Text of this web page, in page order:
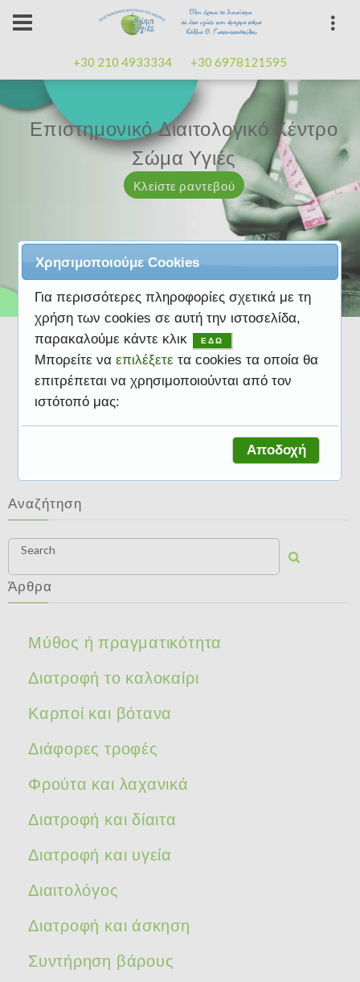
+30 210 4933334 +30 6978121595
Επαγγελματισμός, εμπειρίακαλή
διάθεση
Κλείστε ραντεβού
Επιστημονικό Διαιτολογικό Κέντρο
Σώμα Υγιές
Κλείστε ραντεβού
Μαζί μας μπορείτε
Κλείστε ραντεβού
Επαγγελματισμός, εμπειρίακαλή
διάθεση
Κλείστε ραντεβού
Επιστημονικό Διαιτολογικό Κέντρο
Σώμα Υγιές
Κλείστε ραντεβού
Διατροφή τα Χριστούγεννα
Αναζήτηση
Search
Άρθρα
Μύθος ή πραγματικότητα
Διατροφή το καλοκαίρι
Καρποί και βότανα
Διάφορες τροφές
Φρούτα και λαχανικά
Διατροφή και δίαιτα
Διατροφή και υγεία
Διαιτολόγος
Διατροφή και άσκηση
Συντήρηση βάρους
Χρησιμοποιούμε Cookies
Για περισσότερες πληροφορίες σχετικά με τη
χρήση των cookies σε αυτή την ιστοσελίδα,
παρακαλούμε κάντε κλικ
ΕΔΩ
Μπορείτε να επιλέξετε τα cookies τα οποία θα
επιτρέπεται να χρησιμοποιούνται από τον
ιστότοπό μας:
Αποδοχή